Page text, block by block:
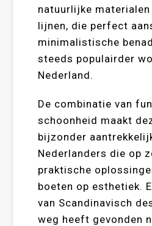
natuurlijke
lijnen, die perfect
minimalistische
steeds populairder
Nederland.
De combinatie van
schoonheid maakt
bijzonder
Nederlanders die op
praktische
boeten op esthetiek.
van Scandinavisch
weg heeft gevonden